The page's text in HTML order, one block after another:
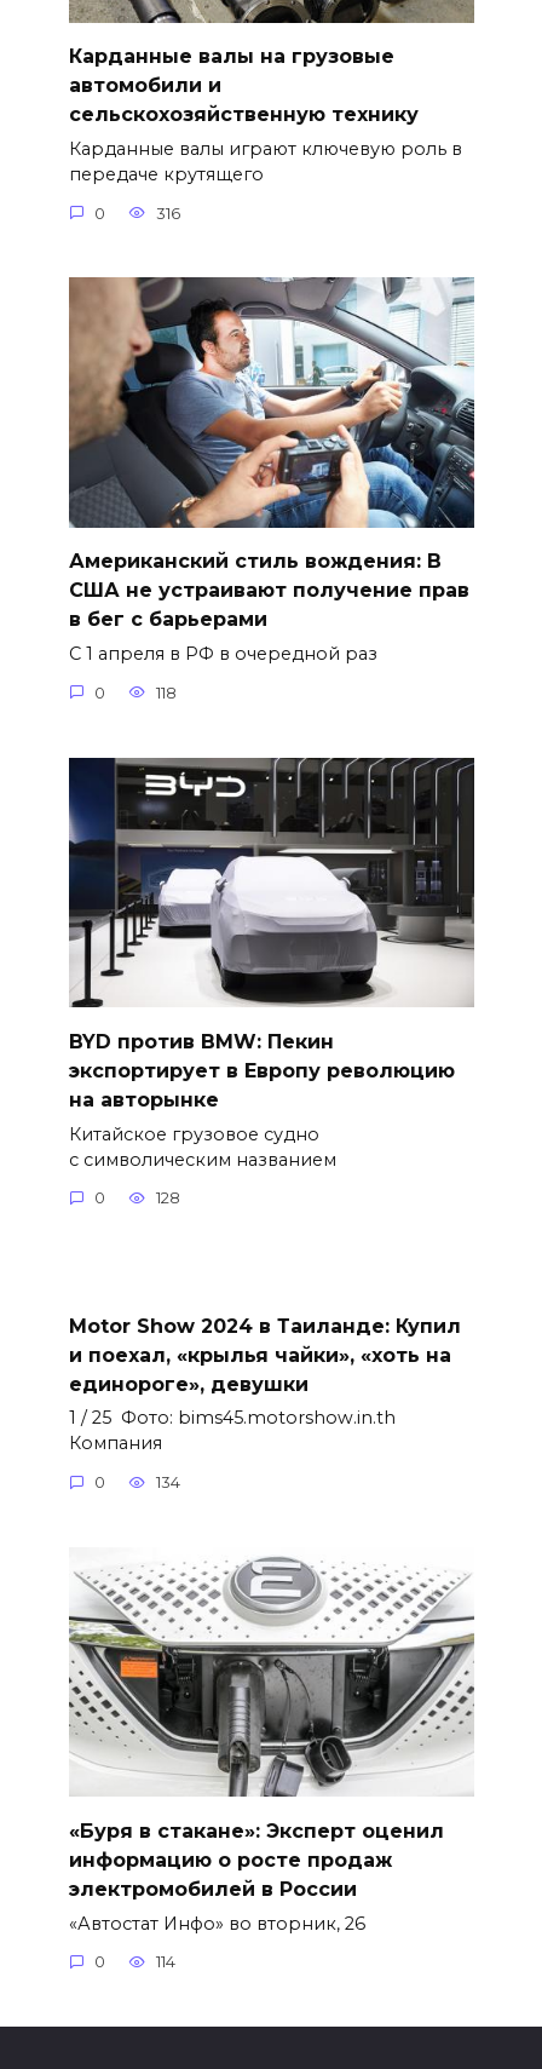
Карданные валы на грузовые
автомобили и
сельскохозяйственную технику
Карданные валы играют ключевую роль в
передаче крутящего
0 316
Американский стиль вождения: В
США не устраивают получение прав
в бег с барьерами
С 1 апреля в РФ в очередной раз
0 118
BYD против BMW: Пекин
экспортирует в Европу революцию
на авторынке
Китайское грузовое судно
с символическим названием
0 128
Motor Show 2024 в Таиланде: Купил
и поехал, «крылья чайки», «хоть на
единороге», девушки
1 / 25 Фото: bims45.motorshow.in.th
Компания
0 134
«Буря в стакане»: Эксперт оценил
информацию о росте продаж
электромобилей в России
«Автостат Инфо» во вторник, 26
0 114